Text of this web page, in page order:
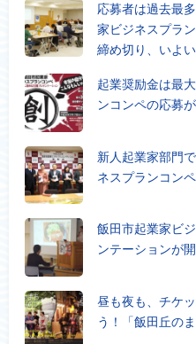
応募者は過去最
家ビジネスプラ
締め切り、いよ
起業奨励金は最
ンコンペの応募
新人起業家部門
ネスプランコン
飯田市起業家ビ
ンテーションが
昼も夜も、チケ
う！「飯田丘の